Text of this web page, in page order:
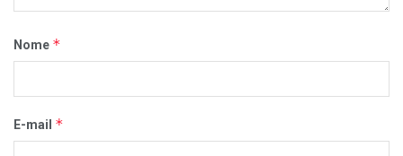
Nome *
E-mail *